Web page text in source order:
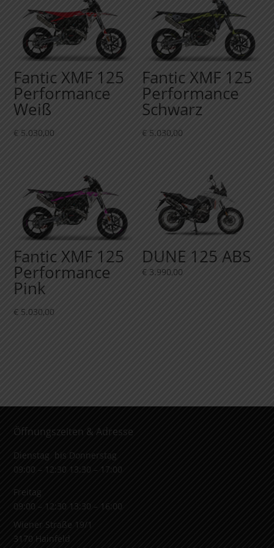
Fantic XMF 125
Performance
Weiß
€ 5.030,00
Fantic XMF 125
Performance
Schwarz
€ 5.030,00
Fantic XMF 125
Performance
Pink
€ 5.030,00
DUNE 125 ABS
€ 3.990,00
Öffnungszeiten & Adresse
Dienstag bis Donnerstag
09:00 – 12:30 13:30 – 17:00
Freitag
09:00 – 12:30 13:30 – 16:00
Wiener Straße 19/1
3170 Hainfeld